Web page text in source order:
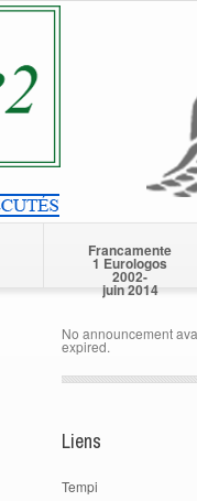
Francamente
1 Eurologos
2002-
juin 2014
No announcement
expired.
Liens
Tempi